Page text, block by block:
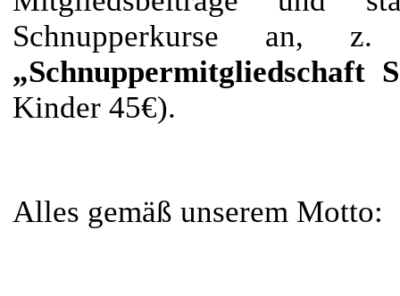
Schnupperkurse an, z.
„Schnuppermitgliedschaft
Kinder 45€).
Alles gemäß unserem Motto: